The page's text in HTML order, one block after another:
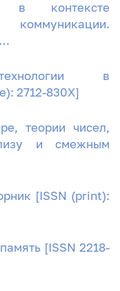
в контексте
в
2712-830Х]
теории чисел,
и смежным
[ISSN (print):
[ISSN 2218-